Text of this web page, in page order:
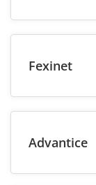
Fexinet
Advantice